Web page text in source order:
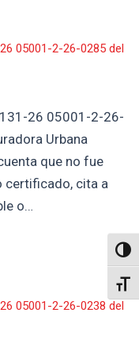
05001-2-26-0285 del
26 05001-2-26-
Urbana
que no fue
certificado, cita a
o…
05001-2-26-0238 del